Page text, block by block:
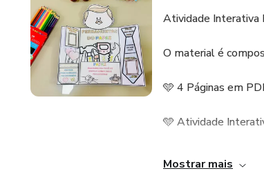
Atividade Interativa
O material é
🩵 4 Páginas em
🩵 Atividade
🩵 Atividade
Mostrar mais